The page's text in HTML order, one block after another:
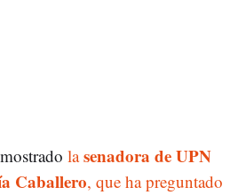
lasenadora de UPN
Caballero, que ha preguntado